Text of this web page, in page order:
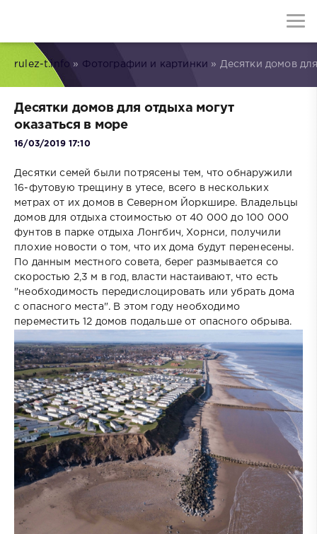
rulez-t.info » Фотографии и картинки » Десятки домов
Десятки домов для отдыха могут
оказаться в море
16/03/2019 17:10
Десятки семей были потрясены тем, что обнаружили
16-футовую трещину в утесе, всего в нескольких
метрах от их домов в Северном Йоркшире. Владельцы
домов для отдыха стоимостью от 40 000 до 100 000
фунтов в парке отдыха Лонгбич, Хорнси, получили
плохие новости о том, что их дома будут перенесены.
По данным местного совета, берег размывается со
скоростью 2,3 м в год, власти настаивают, что есть
"необходимость передислоцировать или убрать дома
с опасного места". В этом году необходимо
переместить 12 домов подальше от опасного обрыва.